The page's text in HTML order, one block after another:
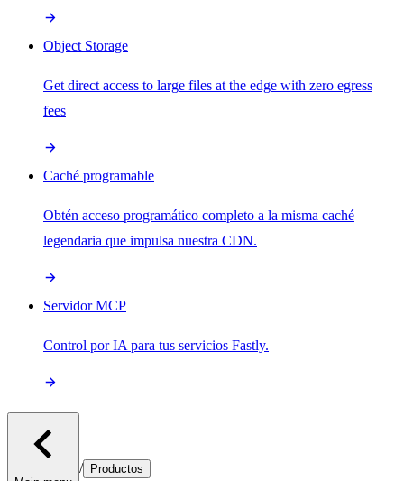
Object Storage
Get direct access to large files at the edge with zero egress
fees
Caché programable
Obtén acceso programático completo a la misma caché
legendaria que impulsa nuestra CDN.
Servidor MCP
Control por IA para tus servicios Fastly.
/ Productos